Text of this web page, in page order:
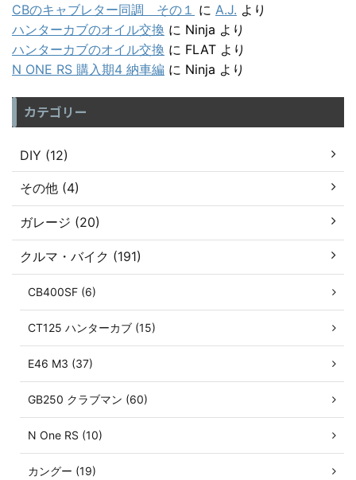
CBのキャブレター同調 その１ に A.J. より
ハンターカブのオイル交換 に Ninja より
ハンターカブのオイル交換 に FLAT より
N ONE RS 購入期4 納車編 に Ninja より
カテゴリー
DIY (12)
その他 (4)
ガレージ (20)
クルマ・バイク (191)
CB400SF (6)
CT125 ハンターカブ (15)
E46 M3 (37)
GB250 クラブマン (60)
N One RS (10)
カングー (19)